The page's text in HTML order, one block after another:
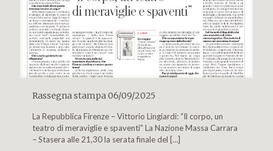
Rassegna stampa 06/09/2025
La Repubblica Firenze – Vittorio Lingiardi: “Il corpo, un
teatro di meraviglie e spaventi” La Nazione Massa Carrara
– Stasera alle 21,30 la serata finale del […]